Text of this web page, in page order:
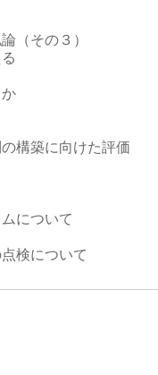
（その３）
構築に向けた評価
について
検について